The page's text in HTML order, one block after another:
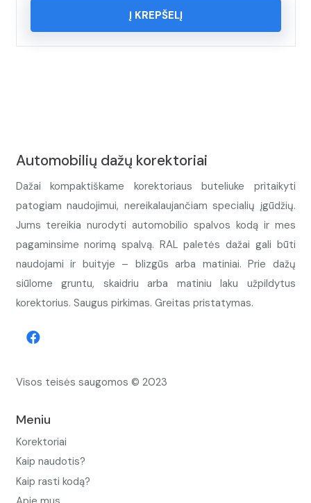
Į KREPŠELĮ
Automobilių dažų korektoriai
Dažai kompaktiškame korektoriaus buteliuke pritaikyti
patogiam naudojimui, nereikalaujančiam specialių įgūdžių.
Jums tereikia nurodyti automobilio spalvos kodą ir mes
pagaminsime norimą spalvą. RAL paletės dažai gali būti
naudojami ir buityje – blizgūs arba matiniai. Prie dažų
siūlome gruntu, skaidriu arba matiniu laku užpildytus
korektorius. Saugus pirkimas. Greitas pristatymas.
Visos teisės saugomos © 2023
Meniu
Korektoriai
Kaip naudotis?
Kaip rasti kodą?